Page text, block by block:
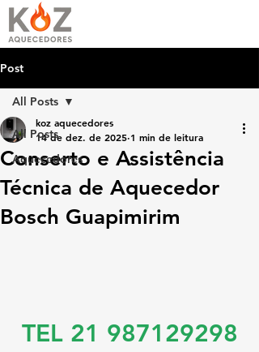
Post
All Posts
Aquecedores
All Posts
Conserto e Assistência
Técnica de Aquecedor
Bosch Guapimirim
koz aquecedores
14 de dez. de 2025 1 min de leitura
TEL 21 987129298